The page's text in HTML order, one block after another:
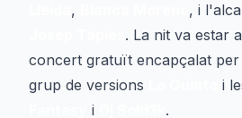
, , i
. La nit va estar
concert gratuït encapçalat per
grup de versions
i
i .